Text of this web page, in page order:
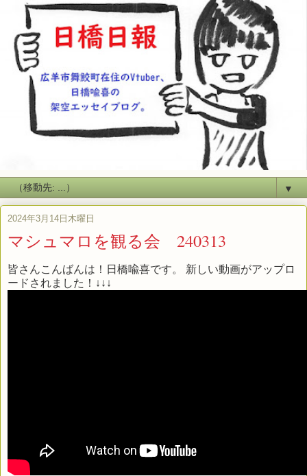
▼
2024年3月14日木曜日
マシュマロを観る会 240313
皆さんこんばんは！日橋喩喜です。 新しい動画がアップロ
ードされました！↓↓↓